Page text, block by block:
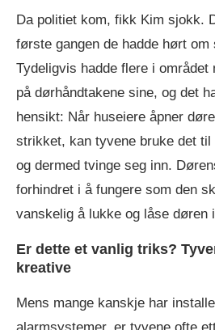
Da politiet kom, fikk Kim sjokk.
første gangen de hadde hørt om
Tydeligvis hadde flere i
på dørhåndtakene sine, og det
hensikt: Når huseiere åpner
strikket, kan tyvene bruke det til
og dermed tvinge seg inn.
forhindret i å fungere som den
vanskelig å lukke og låse døren
Er dette et vanlig triks?
kreative
Mens mange kanskje har